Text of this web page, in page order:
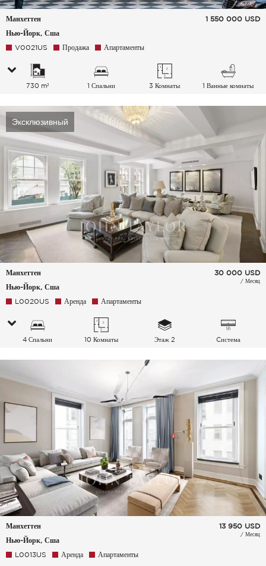
Манхеттен
Нью-Йорк, Сша
1 550 000 USD
V0021US Продажа Апартаменты
730 m² 1 Спальни 3 Комнаты 1 Ванные комнаты
Эксклюзивный
Манхеттен
Нью-Йорк, Сша
30 000 USD
/ Месяц
L0020US Аренда Апартаменты
4 Спальни 10 Комнаты Этаж 2
Cистема
Манхеттен
Нью-Йорк, Сша
13 950 USD
/ Месяц
L0013US Аренда Апартаменты